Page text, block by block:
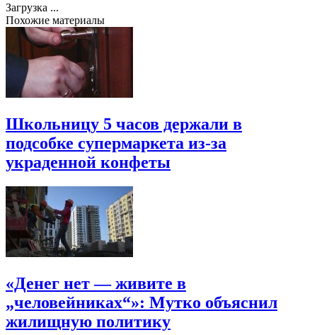
Загрузка ...
Похожие материалы
Школьницу 5 часов держали в
подсобке супермаркета из-за
украденной конфеты
«Денег нет — живите в
„человейниках“»: Мутко объяснил
жилищную политику